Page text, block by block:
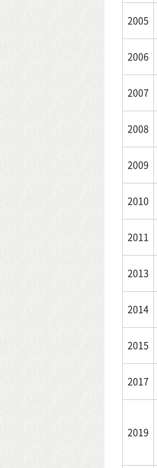
2005
2006
2007
2008
2009
2010
2011
2013
2014
2015
2017
2019